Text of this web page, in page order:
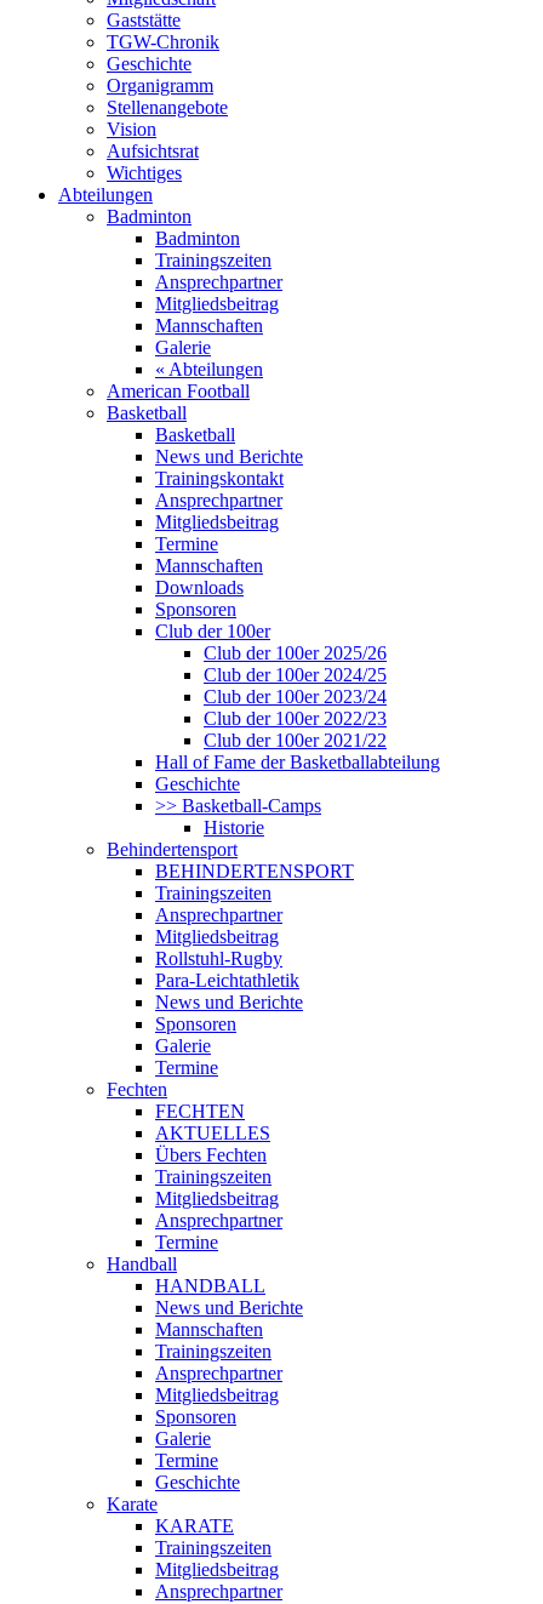
Gaststätte
TGW-Chronik
Geschichte
Organigramm
Stellenangebote
Vision
Aufsichtsrat
Wichtiges
Abteilungen
Badminton
Badminton
Trainingszeiten
Ansprechpartner
Mitgliedsbeitrag
Mannschaften
Galerie
« Abteilungen
American Football
Basketball
Basketball
News und Berichte
Trainingskontakt
Ansprechpartner
Mitgliedsbeitrag
Termine
Mannschaften
Downloads
Sponsoren
Club der 100er
Club der 100er 2025/26
Club der 100er 2024/25
Club der 100er 2023/24
Club der 100er 2022/23
Club der 100er 2021/22
Hall of Fame der Basketballabteilung
Geschichte
>> Basketball-Camps
Historie
Behindertensport
BEHINDERTENSPORT
Trainingszeiten
Ansprechpartner
Mitgliedsbeitrag
Rollstuhl-Rugby
Para-Leichtathletik
News und Berichte
Sponsoren
Galerie
Termine
Fechten
FECHTEN
AKTUELLES
Übers Fechten
Trainingszeiten
Mitgliedsbeitrag
Ansprechpartner
Termine
Handball
HANDBALL
News und Berichte
Mannschaften
Trainingszeiten
Ansprechpartner
Mitgliedsbeitrag
Sponsoren
Galerie
Termine
Geschichte
Karate
KARATE
Trainingszeiten
Mitgliedsbeitrag
Ansprechpartner